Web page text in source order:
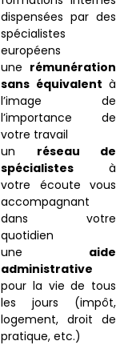
dispensées par des
spécialistes
européens
une rémunération
sans équivalent à
l’image de
l’importance de
votre travail
un réseau de
spécialistes à
votre écoute vous
accompagnant
dans votre
quotidien
une aide
administrative
pour la vie de tous
les jours (impôt,
logement, droit de
pratique, etc.)